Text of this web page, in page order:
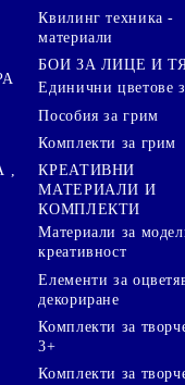
,
Квилинг техника -
материали
БОИ ЗА ЛИЦЕ И
Единични цветове
Пособия за грим
Комплекти за грим
КРЕАТИВНИ
МАТЕРИАЛИ И
КОМПЛЕКТИ
Mатериали за
креативност
Елементи за
декориране
Комплекти за
3+
Комплекти за